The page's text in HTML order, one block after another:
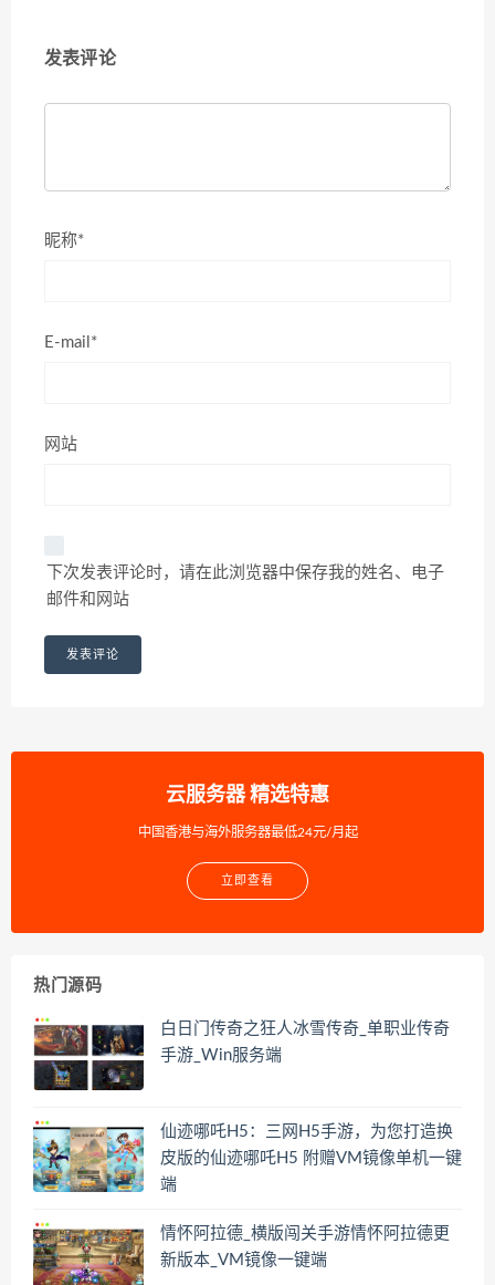
发表评论
昵称*
E-mail*
网站
下次发表评论时，请在此浏览器中保存我的姓名、电子
邮件和网站
云服务器 精选特惠
中国香港与海外服务器最低24元/月起
立即查看
热门源码
白日门传奇之狂人冰雪传奇_单职业传奇
手游_Win服务端
仙迹哪吒H5：三网H5手游，为您打造换
皮版的仙迹哪吒H5 附赠VM镜像单机一键
端
情怀阿拉德_横版闯关手游情怀阿拉德更
新版本_VM镜像一键端